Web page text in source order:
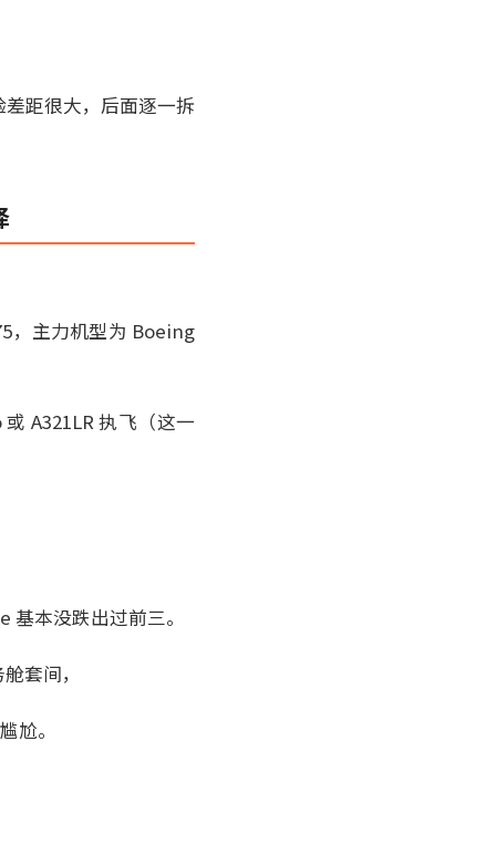
距很大，后面逐一拆
，主力机型为 Boeing
A321LR 执飞（这一
本没跌出过前三。
套间，
尬。